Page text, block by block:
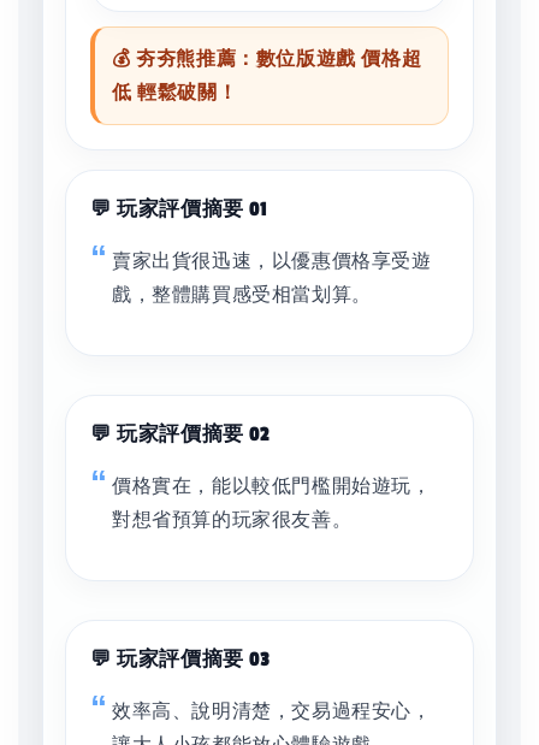
💰 夯夯熊推薦：數位版遊戲 價格超
低 輕鬆破關！
💬 玩家評價摘要 01
賣家出貨很迅速，以優惠價格享受遊
戲，整體購買感受相當划算。
💬 玩家評價摘要 02
價格實在，能以較低門檻開始遊玩，
對想省預算的玩家很友善。
💬 玩家評價摘要 03
效率高、說明清楚，交易過程安心，